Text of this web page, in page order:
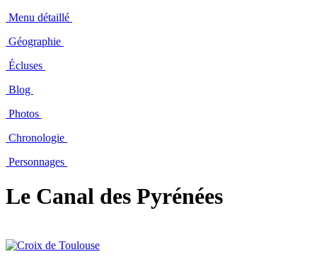
Menu détaillé
Géographie
Écluses
Blog
Photos
Chronologie
Personnages
Le Canal des Pyrénées